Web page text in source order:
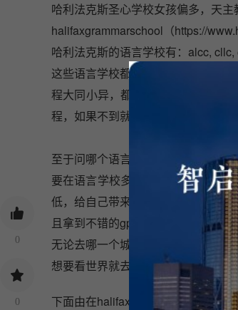
0
0
哈利法克斯圣心学校女孩偏多，天
halifaxgrammarschool（https://
哈利法克斯的语言学校有：alcc,
这些语言学校都是正规的语言学校
程大同小异，都有eap（大学语言
程，如果不到就要上eap课程。
至于问哪个语言学校较好，只能说
要在语言学校多读几期才能上大学
低，给自己带来很大的困扰。有的
且拿到不错的gpa。
无论去哪一个城市生活，年轻时有
想要看世界就去看看世界，想要停
下面由在halifax移民生活三年的华侨